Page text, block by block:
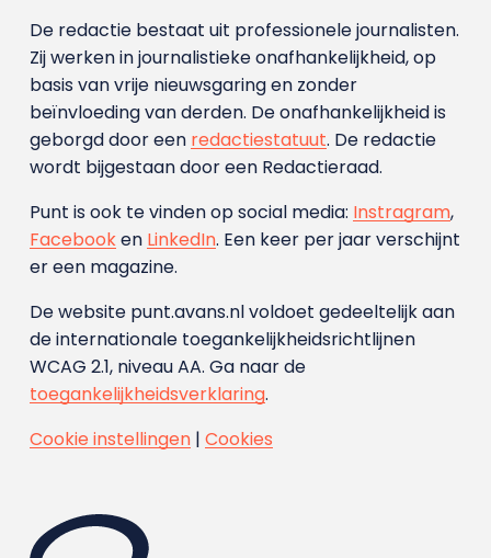
De redactie bestaat uit professionele journalisten.
Zij werken in journalistieke onafhankelijkheid, op
basis van vrije nieuwsgaring en zonder
beïnvloeding van derden. De onafhankelijkheid is
geborgd door een redactiestatuut. De redactie
wordt bijgestaan door een Redactieraad.
Punt is ook te vinden op social media: Instragram,
Facebooken LinkedIn. Een keer per jaar verschijnt
er een magazine.
De website punt.avans.nl voldoet gedeeltelijk aan
de internationale toegankelijkheidsrichtlijnen
WCAG 2.1, niveau AA. Ga naar de
toegankelijkheidsverklaring.
Cookie instellingen| Cookies